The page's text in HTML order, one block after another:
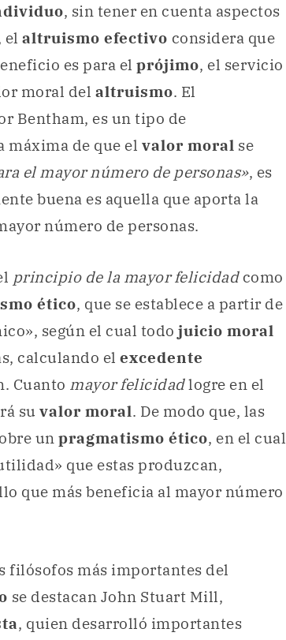
, sin tener en cuenta aspectos
el altruismo efectivo considera que
es para el prójimo, el servicio
moral del altruismo. El
Bentham, es un tipo de
máxima de que el valor moral se
el mayor número de personas», es
buena es aquella que aporta la
número de personas.
principio de la mayor felicidadcomo
ético, que se establece a partir de
según el cual todo juicio moral
calculando el excedente
Cuanto mayor felicidadlogre en el
su valor moral. De modo que, las
un pragmatismo ético, en el cual
que estas produzcan,
que más beneficia al mayor número
filósofos más importantes del
se destacan John Stuart Mill,
, quien desarrolló importantes